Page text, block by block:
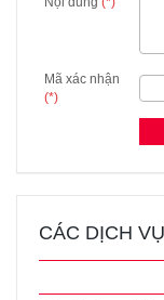
Mã xác nhận
(*)
CÁC DỊCH